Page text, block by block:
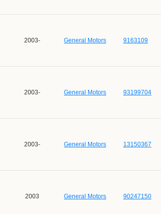
2003- General Motors 9163109
2003- General Motors 93199704
2003- General Motors 13150367
2003 General Motors 90247150